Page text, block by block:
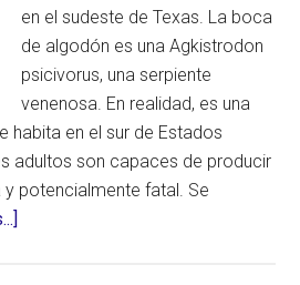
en el sudeste de Texas. La boca
de algodón es una Agkistrodon
psicivorus, una serpiente
venenosa. En realidad, es una
habita en el sur de Estados
adultos son capaces de producir
potencialmente fatal. Se